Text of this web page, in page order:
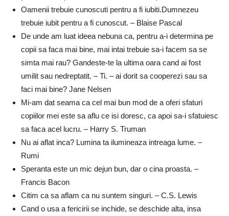
Oamenii trebuie cunoscuti pentru a fi iubiti.Dumnezeu
trebuie iubit pentru a fi cunoscut. – Blaise Pascal
De unde am luat ideea nebuna ca, pentru a-i determina pe
copii sa faca mai bine, mai intai trebuie sa-i facem sa se
simta mai rau? Gandeste-te la ultima oara cand ai fost
umilit sau nedreptatit. – Ti. – ai dorit sa cooperezi sau sa
faci mai bine? Jane Nelsen
Mi-am dat seama ca cel mai bun mod de a oferi sfaturi
copiilor mei este sa aflu ce isi doresc, ca apoi sa-i sfatuiesc
sa faca acel lucru. – Harry S. Truman
Nu ai aflat inca? Lumina ta ilumineaza intreaga lume. –
Rumi
Speranta este un mic dejun bun, dar o cina proasta. –
Francis Bacon
Citim ca sa aflam ca nu suntem singuri. – C.S. Lewis
Cand o usa a fericirii se inchide, se deschide alta, insa